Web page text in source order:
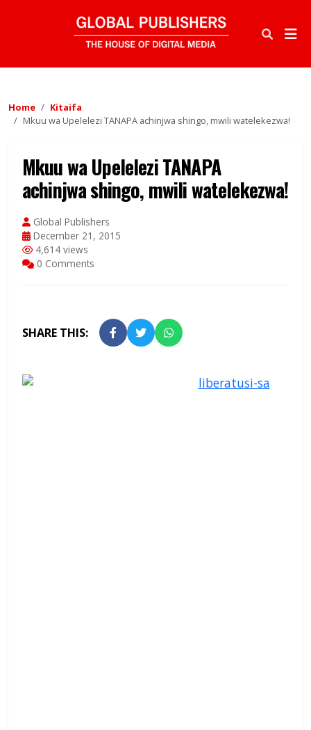
Home
Kitaifa
Mkuu wa Upelelezi TANAPA achinjwa shingo, mwili watelekezwa!
Mkuu wa Upelelezi TANAPA
achinjwa shingo, mwili watelekezwa!
Global Publishers
December 21, 2015
4,614 views
0 Comments
SHARE THIS: